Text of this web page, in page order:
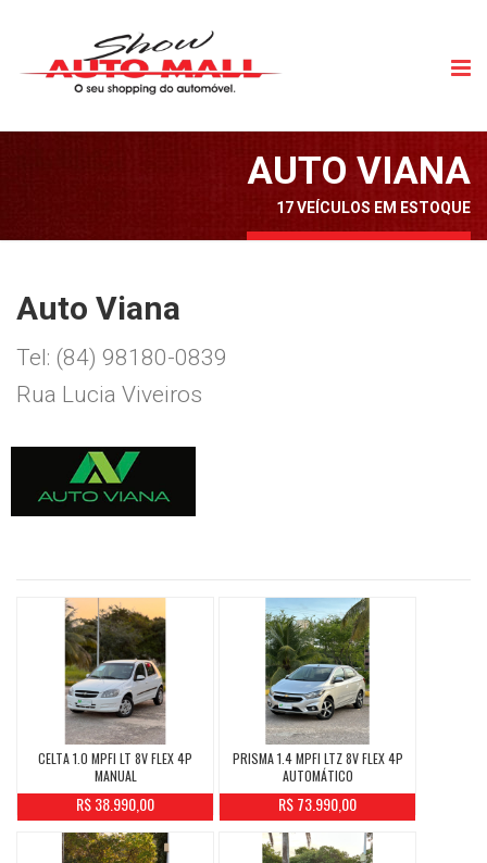
AUTO VIANA
17 VEÍCULOS EM ESTOQUE
Auto Viana
Tel: (84) 98180-0839
Rua Lucia Viveiros
CELTA 1.0 MPFI LT 8V FLEX 4P
MANUAL
R$ 38.990,00
PRISMA 1.4 MPFI LTZ 8V FLEX 4P
AUTOMÁTICO
R$ 73.990,00